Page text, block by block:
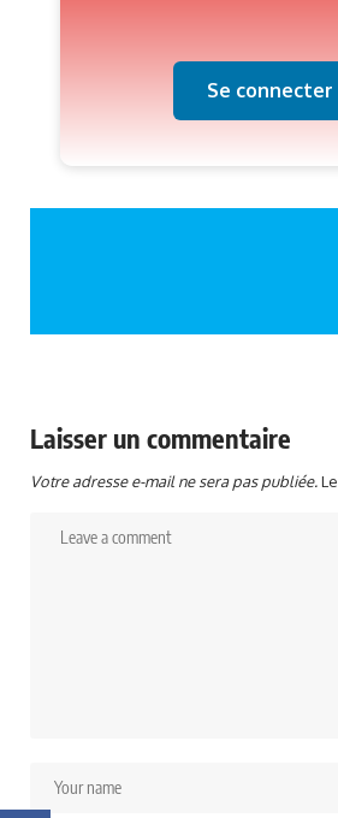
Se connecter
Laisser un commentaire
Votre adresse e-mail ne sera pas publiée.